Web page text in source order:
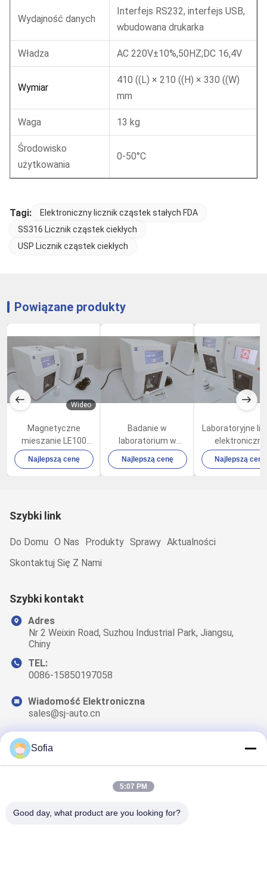
Wydajność danych
Interfejs RS232, interfejs USB,
wbudowana drukarka
Władza AC 220V±10%,50HZ;DC 16,4V
Wymiar
410 ((L) × 210 ((H) × 330 ((W)
mm
Waga 13 kg
Środowisko
użytkowania
0-50°C
Tagi:
Elektroniczny licznik cząstek stałych FDA
SS316 Licznik cząstek ciekłych
USP Licznik cząstek ciekłych
Powiązane produkty
Wideo
Magnetyczne
mieszanie LE100
czysty
pomieszczenie
Najlepszą cenę
Badanie w
laboratorium w
wodzie Licznik
cząstek cieczy
Najlepszą cenę
Laboratoryjne
elektroniczne
liczniki
stałych FDA 21
Najlepszą cenę
Szybki link
Do Domu O Nas Produkty Sprawy Aktualności
Skontaktuj Się Z Nami
Szybki kontakt
Adres
Nr 2 Weixin Road, Suzhou Industrial Park, Jiangsu,
Chiny
TEL:
0086-15850197058
Wiadomość Elektroniczna
sales@sj-auto.cn
Zapisz się do naszego biuletynu z rabatami i innymi
Sofia
5:07 PM
Good day, what product are you looking for?